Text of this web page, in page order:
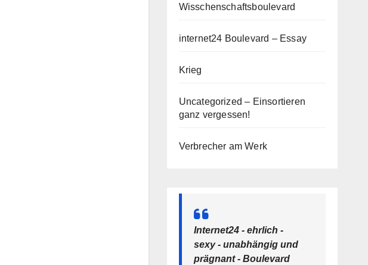
Wisschenschaftsboulevard
internet24 Boulevard – Essay
Krieg
Uncategorized – Einsortieren
ganz vergessen!
Verbrecher am Werk
Internet24 - ehrlich -
sexy - unabhängig und
prägnant - Boulevard